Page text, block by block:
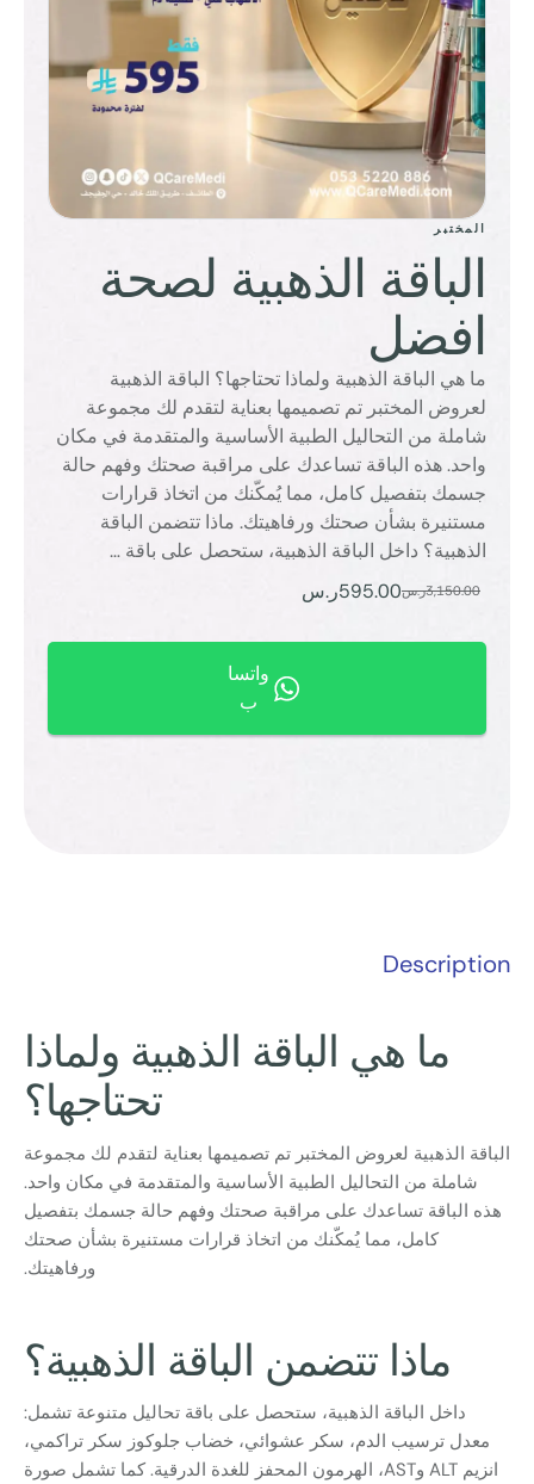
المختبر
الباقة الذهبية لصحة
افضل
ما هي الباقة الذهبية ولماذا تحتاجها؟ الباقة الذهبية
لعروض المختبر تم تصميمها بعناية لتقدم لك مجموعة
شاملة من التحاليل الطبية الأساسية والمتقدمة في مكان
واحد. هذه الباقة تساعدك على مراقبة صحتك وفهم حالة
جسمك بتفصيل كامل، مما يُمكّنك من اتخاذ قرارات
مستنيرة بشأن صحتك ورفاهيتك. ماذا تتضمن الباقة
الذهبية؟ داخل الباقة الذهبية، ستحصل على باقة …
3,150.00ر.س595.00ر.س
واتسا
ب
Description
ما هي الباقة الذهبية ولماذا
تحتاجها؟
الباقة الذهبية لعروض المختبر تم تصميمها بعناية لتقدم لك مجموعة
شاملة من التحاليل الطبية الأساسية والمتقدمة في مكان واحد.
هذه الباقة تساعدك على مراقبة صحتك وفهم حالة جسمك بتفصيل
كامل، مما يُمكّنك من اتخاذ قرارات مستنيرة بشأن صحتك
ورفاهيتك.
ماذا تتضمن الباقة الذهبية؟
داخل الباقة الذهبية، ستحصل على باقة تحاليل متنوعة تشمل:
معدل ترسيب الدم، سكر عشوائي، خضاب جلوكوز سكر تراكمي،
انزیم ALT وAST، الهرمون المحفز للغدة الدرقية. كما تشمل صورة